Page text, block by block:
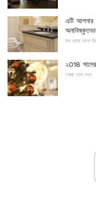
এটি আপনার
রুম দ্বারা নকশা
২018
শ্রেষ্ঠ হোম পণ্য